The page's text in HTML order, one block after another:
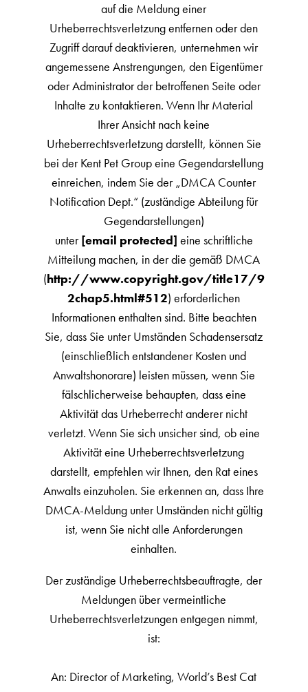
auf die Meldung einer
Urheberrechtsverletzung entfernen oder den
Zugriff darauf deaktivieren, unternehmen wir
angemessene Anstrengungen, den Eigentümer
oder Administrator der betroffenen Seite oder
Inhalte zu kontaktieren. Wenn Ihr Material
Ihrer Ansicht nach keine
Urheberrechtsverletzung darstellt, können Sie
bei der Kent Pet Group eine Gegendarstellung
einreichen, indem Sie der „DMCA Counter
Notification Dept.“ (zuständige Abteilung für
Gegendarstellungen)
unter[email protected] eine schriftliche
Mitteilung machen, in der die gemäß DMCA
(http://www.copyright.gov/title17/9
2chap5.html#512) erforderlichen
Informationen enthalten sind. Bitte beachten
Sie, dass Sie unter Umständen Schadensersatz
(einschließlich entstandener Kosten und
Anwaltshonorare) leisten müssen, wenn Sie
fälschlicherweise behaupten, dass eine
Aktivität das Urheberrecht anderer nicht
verletzt. Wenn Sie sich unsicher sind, ob eine
Aktivität eine Urheberrechtsverletzung
darstellt, empfehlen wir Ihnen, den Rat eines
Anwalts einzuholen. Sie erkennen an, dass Ihre
DMCA-Meldung unter Umständen nicht gültig
ist, wenn Sie nicht alle Anforderungen
einhalten.
Der zuständige Urheberrechtsbeauftragte, der
Meldungen über vermeintliche
Urheberrechtsverletzungen entgegen nimmt,
ist:
An: Director of Marketing, World’s Best Cat